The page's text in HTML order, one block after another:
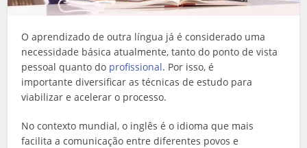
O aprendizado de outra língua já é considerado uma
necessidade básica atualmente, tanto do ponto de vista
pessoal quanto do profissional. Por isso, é
importante diversificar as técnicas de estudo para
viabilizar e acelerar o processo.
No contexto mundial, o inglês é o idioma que mais
facilita a comunicação entre diferentes povos e